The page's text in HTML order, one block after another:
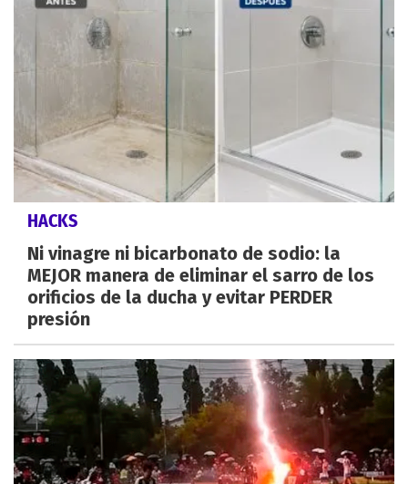
HACKS
Ni vinagre ni bicarbonato de sodio: la
MEJOR manera de eliminar el sarro de los
orificios de la ducha y evitar PERDER
presión